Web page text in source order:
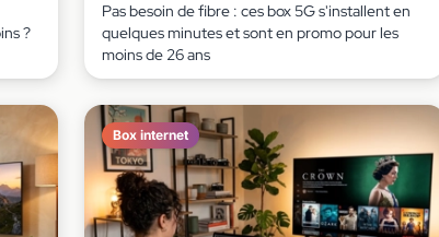
?
Pas besoin de fibre : ces box 5G s'installent en
quelques minutes et sont en promo pour les
moins de 26 ans
Box internet